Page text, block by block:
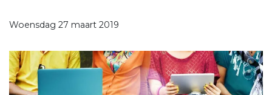
Woensdag 27 maart 2019